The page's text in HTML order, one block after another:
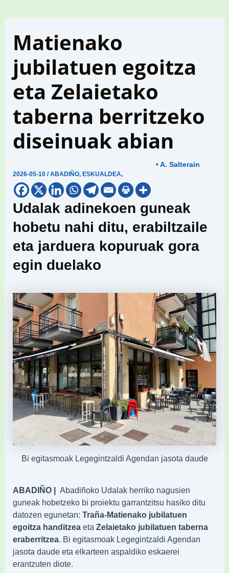
Matienako
jubilatuen egoitza
eta Zelaietako
taberna berritzeko
diseinuak abian
2026-05-10/ABADIÑO, ESKUALDEA,
• A. Salterain
Udalak adinekoen guneak
hobetu nahi ditu, erabiltzaile
eta jarduera kopuruak gora
egin duelako
Bi egitasmoak Legegintzaldi Agendan jasota daude
ABADIÑO | Abadiñoko Udalak herriko nagusien
guneak hobetzeko bi proiektu garrantzitsu hasiko ditu
datozen egunetan:Traña-Matienako jubilatuen
egoitza handitzea etaZelaietako jubilatuen taberna
eraberritzea. Bi egitasmoak Legegintzaldi Agendan
jasota daude eta elkarteen aspaldiko eskaerei
erantzuten diote.